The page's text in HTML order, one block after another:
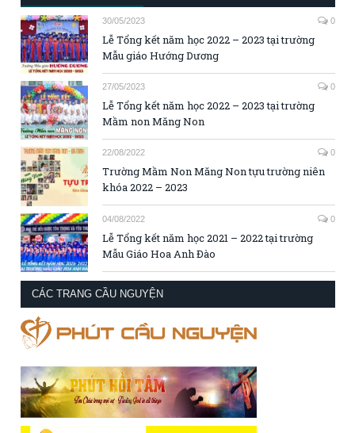
30/05/2023 0
Lễ Tổng kết năm học 2022 – 2023 tại trường
Mẫu giáo Hướng Dương
27/05/2023 0
Lễ Tổng kết năm học 2022 – 2023 tại trường
Mầm non Măng Non
22/08/2022 0
Trường Mầm Non Măng Non tựu trường niên
khóa 2022 – 2023
04/08/2022 0
Lễ Tổng kết năm học 2021 – 2022 tại trường
Mẫu Giáo Hoa Anh Đào
CÁC TRANG CẦU NGUYỆN